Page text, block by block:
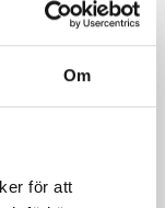
Om
för att